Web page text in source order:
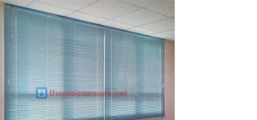
Add to
Wishlist